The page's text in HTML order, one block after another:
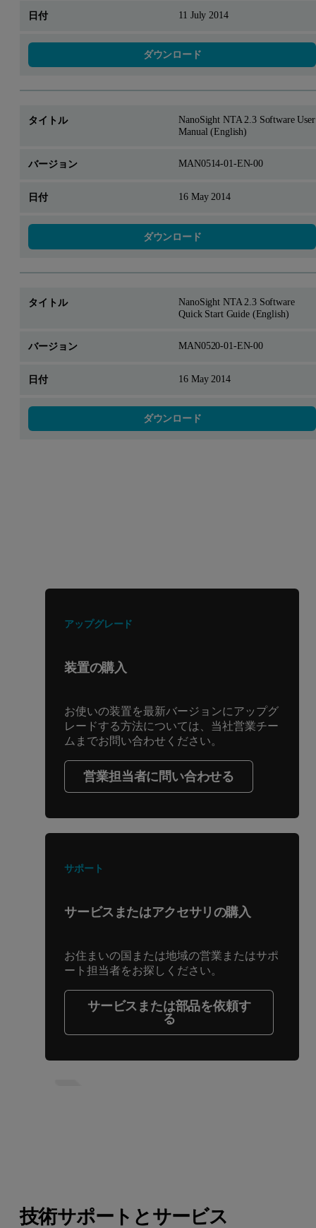
11 July 2014
ダウンロード
NanoSight NTA 2.3 Software User
Manual (English)
MAN0514-01-EN-00
16 May 2014
ダウンロード
NanoSight NTA 2.3 Software
Quick Start Guide (English)
MAN0520-01-EN-00
16 May 2014
ダウンロード
アップグレード
装置の購入
お使いの装置を最新バージョンにアップグ
レードする方法については、当社営業チー
ムまでお問い合わせください。
営業担当者に問い合わせる
サポート
サービスまたはアクセサリの購入
お住まいの国または地域の営業またはサポ
ート担当者をお探しください。
サービスまたは部品を依頼す
る
技術サポートとサービス